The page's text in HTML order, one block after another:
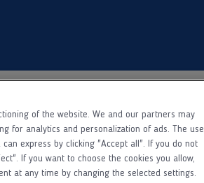
Aktywacja konta
of the website. We and our partners may
for analytics and personalization of ads. The use
express by clicking "Accept all". If you do not
If you want to choose the cookies you allow,
at any time by changing the selected settings.